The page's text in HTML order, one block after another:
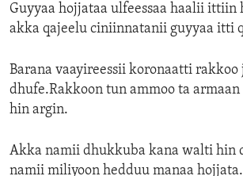
Guyyaa hojjataa ulfeessaa haalii ittiin
akka qajeelu ciniinnatanii guyyaa itti
Barana vaayireessii koronaatti
dhufe.Rakkoon tun ammoo ta
hin argin.
Akka namii dhukkuba kana walti hin
namii miliyoon hedduu manaa